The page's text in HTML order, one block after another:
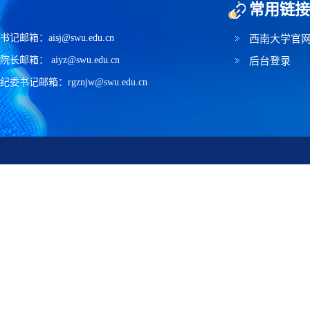
书记邮箱：aisj@swu.edu.cn
院长邮箱： aiyz@swu.edu.cn
纪委书记邮箱：rgznjw@swu.edu.cn
常用链接
西南大学官
后台登录